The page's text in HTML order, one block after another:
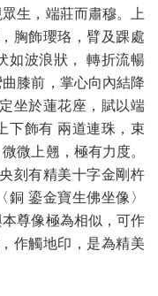
生，端莊而肅穆。上
胸飾瓔珞，臂及踝處
如波浪狀， 轉折流暢
膝前，掌心向內結降
坐於蓮花座，賦以端
下飾有 兩道連珠，束
微上翹，極有力度。
刻有精美十字金剛杵
鎏金寶生佛坐像〉
本尊像極為相似，可作
作觸地印，是為精美